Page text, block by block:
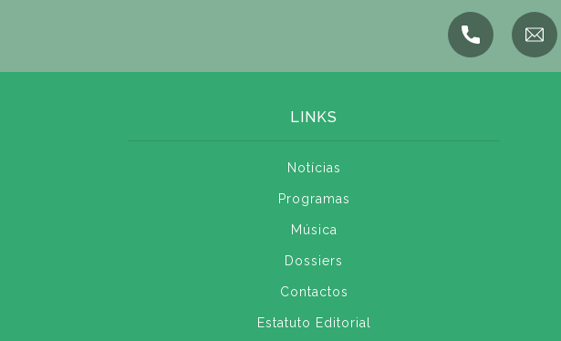
LINKS
Notícias
Programas
Música
Dossiers
Contactos
Estatuto Editorial